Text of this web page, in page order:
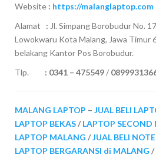
Website : https://malanglaptop.com
Alamat : Jl. Simpang Borobudur No.
Lowokwaru Kota Malang, Jawa Timur
belakang Kantor Pos Borobudur.
Tlp. : 0341 – 475549/
MALANG LAPTOP – JUAL BELI
LAPTOP BEKAS/LAPTOP SECOND
LAPTOP MALANG /JUAL BELI
LAPTOP BERGARANSI di MALANG /